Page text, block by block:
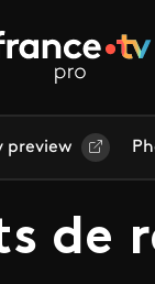
preview
de